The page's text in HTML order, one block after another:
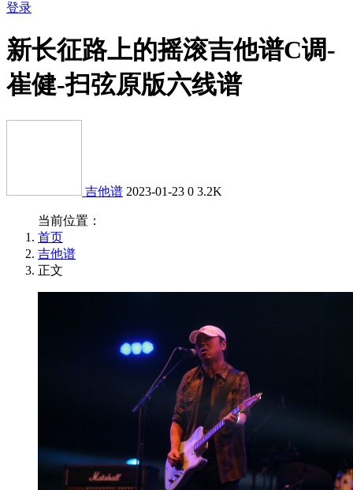
登录
新长征路上的摇滚吉他谱C调-
崔健-扫弦原版六线谱
吉他谱 2023-01-23 0 3.2K
当前位置：
首页
吉他谱
正文